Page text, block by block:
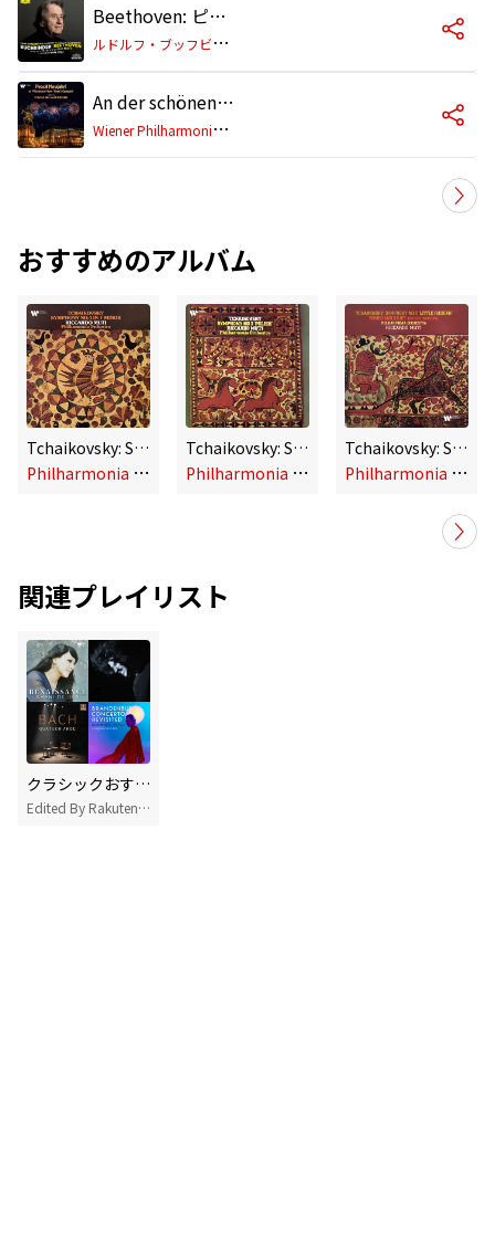
Beethoven: ピアノ協奏曲第5番 変ホ長調 作品73《皇帝》: 第2楽章: Adagio un poco moto
ル
ドルフ・ブッフビンダー/ウィーン・フィルハーモニー管弦楽団/リッカルド・ムーティ
An der schönen blauen Donau, Op. 314 (Live)
W
iener Philharmoniker, Riccardo Muti
おすすめのアルバム
Tchaikovsky: Symphony No. 4 in F Minor, Op. 36
P
hilharmonia Orchestra, Riccardo Muti
Tchaikovsky: Symphony No. 3 in D Major, Op. 29 "Polish"
P
hilharmonia Orchestra, Riccardo Muti
Tchaikovsky: Symphony No. 2 in C Minor, Op. 17 "Little Russian" & Romeo and Juliet
P
hilharmonia Orchestra, Riccardo Muti
関連プレイリスト
クラシックおすすめ曲
Edited By Rakuten Music